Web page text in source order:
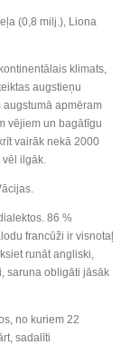
(0,8 milj.), Liona
klimats,
augstieņu
augstumā apmēram
vējiem un bagātīgu
vairāk nekā 2000
ilgāk.
86 %
francūži ir visnotaļ
runāt angliski,
saruna obligāti jāsāk
no kuriem 22
sadalīti